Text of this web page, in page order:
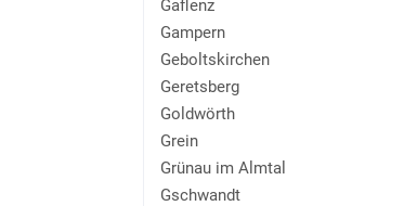
Gaflenz
Gampern
Geboltskirchen
Geretsberg
Goldwörth
Grein
Grünau im Almtal
Gschwandt